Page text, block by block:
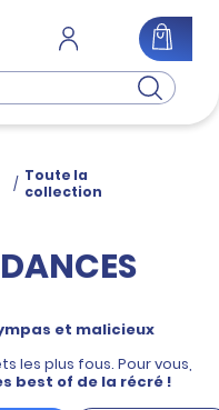
/ Toute la
collection
et malicieux
les plus fous. Pour vous,
best of de la récré !